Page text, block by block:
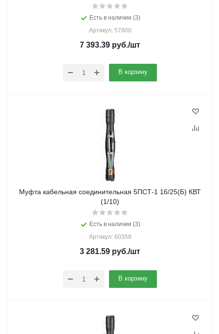
Есть в наличии (3)
Артикул: 57800
7 393.39 руб./шт
В корзину
Муфта кабельная соединительная 5ПСТ-1 16/25(Б) КВТ
(1/10)
Есть в наличии (3)
Артикул: 60358
3 281.59 руб./шт
В корзину